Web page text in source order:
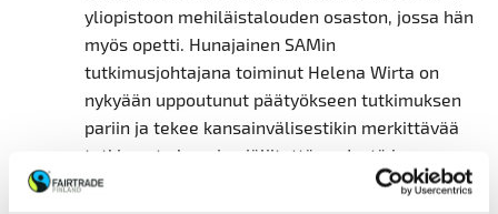
yliopistoon mehiläistalouden osaston, jossa hän
myös opetti. Hunajainen SAMin
tutkimusjohtajana toiminut Helena Wirta on
nykyään uppoutunut päätyökseen tutkimuksen
pariin ja tekee kansainvälisestikin merkittävää
tutkimusta hunajan jäljitettävyydestä ja
analysoinnista.